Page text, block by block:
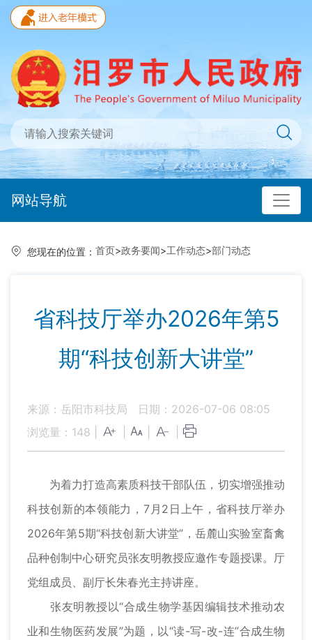
网站导航
您现在的位置： 首页>政务要闻>工作动态>部门动态
省科技厅举办2026年第5
期“科技创新大讲堂”
来源：岳阳市科技局
日期：2026-07-06 08:05
浏览量： 148
为着力打造高素质科技干部队伍，切实增强推动
科技创新的本领能力，7月2日上午，省科技厅举办
2026年第5期“科技创新大讲堂”，岳麓山实验室畜禽
品种创制中心研究员张友明教授应邀作专题授课。厅
党组成员、副厅长朱春光主持讲座。
张友明教授以“合成生物学基因编辑技术推动农
业和生物医药发展”为题，以“读-写-改-连”合成生物